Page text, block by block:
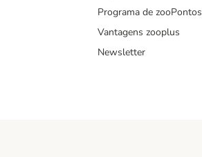
Programa de zooPontos
Vantagens zooplus
Newsletter